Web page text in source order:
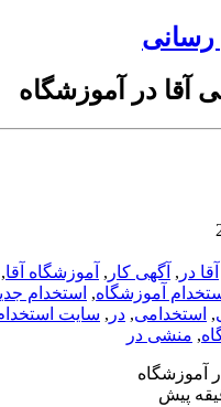
رسانی
آقا در آموزشگاه
آقا در , آگهی کار , آموزشگاه آقا,
آموزشگاه, استخدام
, استخدامی, در , سایت
, منشی در
آموزشگاه